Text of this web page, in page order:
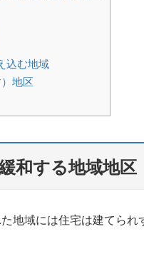
込む地域
地区
和する地域地区
地域には住宅は建てら